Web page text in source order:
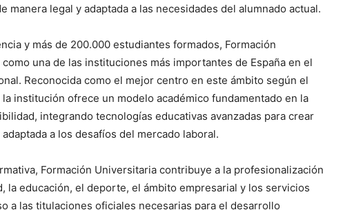
manera legal y adaptada a las necesidades del alumnado actual.
y más de 200.000 estudiantes formados, Formación
una de las instituciones más importantes de España en el
Reconocida como el mejor centro en este ámbito según el
institución ofrece un modelo académico fundamentado en la
integrando tecnologías educativas avanzadas para crear
a los desafíos del mercado laboral.
Formación Universitaria contribuye a la profesionalización
la educación, el deporte, el ámbito empresarial y los servicios
a las titulaciones oficiales necesarias para el desarrollo